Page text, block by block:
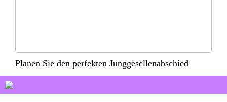
Planen Sie den perfekten Junggesellenabschied